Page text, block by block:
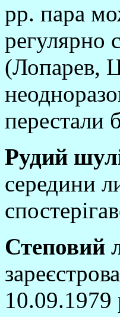
рр. пара
регулярно
(Лопарев,
перестали
Рудий
середини
Степовий
10.09.1979